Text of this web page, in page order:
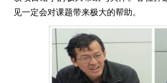
见一定会对课题带来极大的帮助。